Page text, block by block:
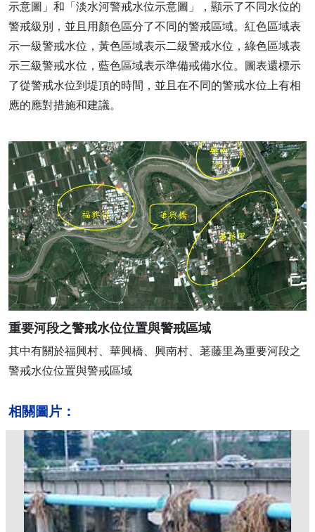
示意圖」和「淡水河警戒水位示意圖」，顯示了不同水位的
警戒級別，並且用顏色區分了不同的警戒區域。紅色區域表
示一級警戒水位，黃色區域表示二級警戒水位，綠色區域表
示三級警戒水位，藍色區域表示準備戒備水位。圖表還標示
了從警戒水位到堤頂的時間，並且在不同的警戒水位上有相
應的應對措施和建議。
重要河段之警戒水位位置與警戒區域
其中有關於福興村、華興橋、興南村、荖藤里為重要河段之
警戒水位位置與警戒區域
相關圖片：